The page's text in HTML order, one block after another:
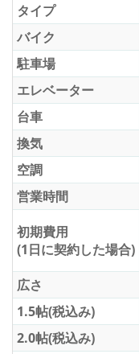
タイプ
バイク
駐車場
エレベーター
台車
換気
空調
営業時間
初期費用
(1日に契約した場合)
広さ
1.5帖(税込み)
2.0帖(税込み)